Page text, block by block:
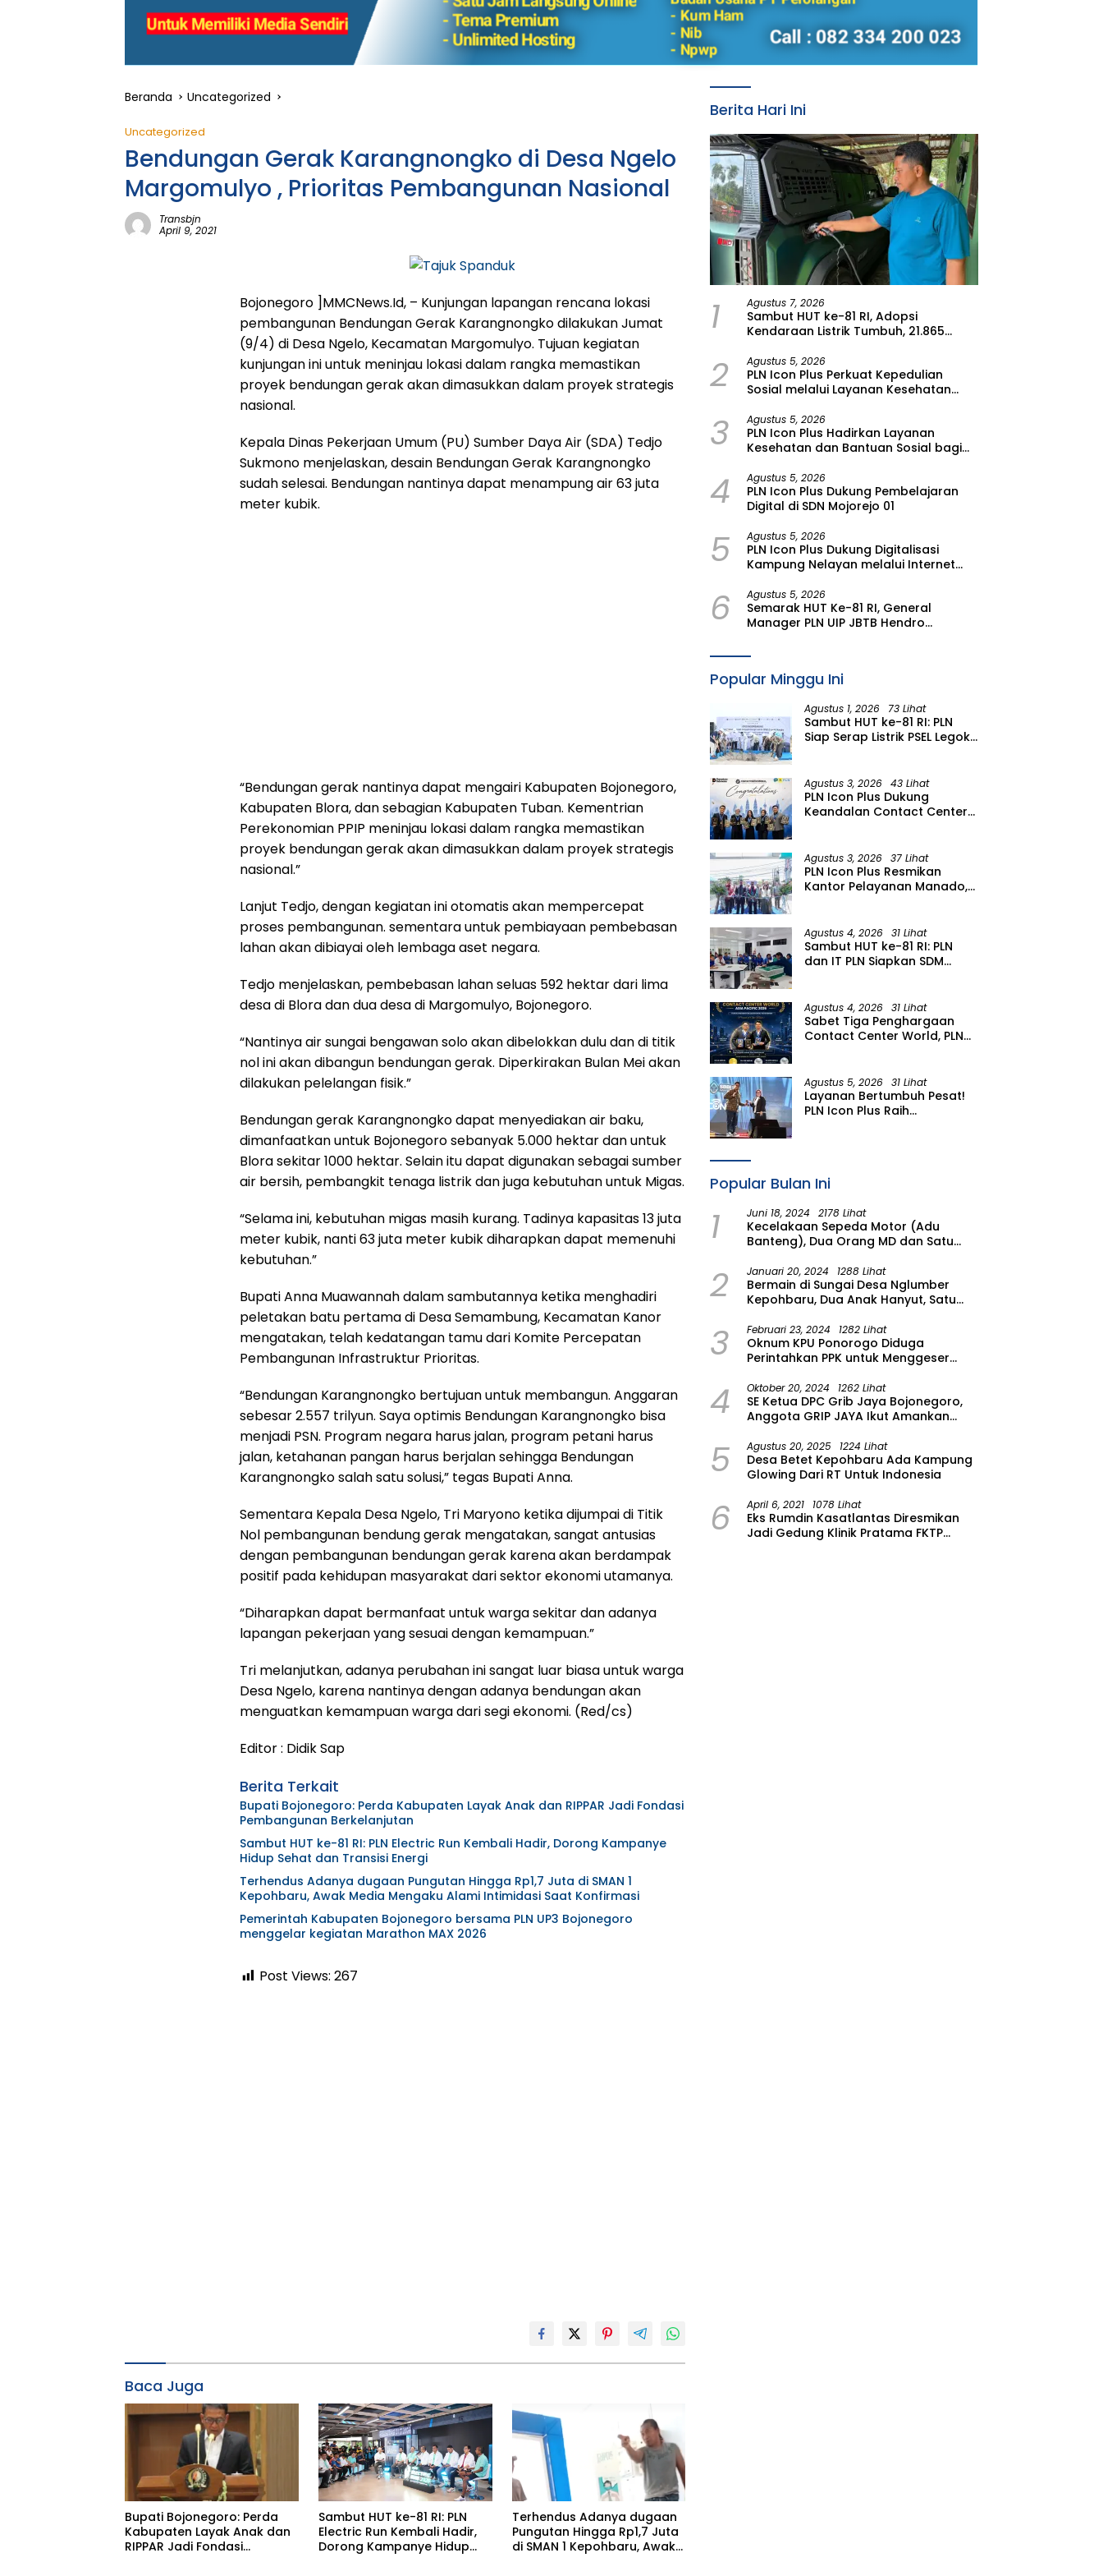
Beranda Uncategorized
Uncategorized
Bendungan Gerak Karangnongko di Desa Ngelo
Margomulyo , Prioritas Pembangunan Nasional
Transbjn
April 9, 2021
Bojonegoro ]MMCNews.Id, – Kunjungan lapangan rencana lokasi
pembangunan Bendungan Gerak Karangnongko dilakukan Jumat
(9/4) di Desa Ngelo, Kecamatan Margomulyo. Tujuan kegiatan
kunjungan ini untuk meninjau lokasi dalam rangka memastikan
proyek bendungan gerak akan dimasukkan dalam proyek strategis
nasional.
Kepala Dinas Pekerjaan Umum (PU) Sumber Daya Air (SDA) Tedjo
Sukmono menjelaskan, desain Bendungan Gerak Karangnongko
sudah selesai. Bendungan nantinya dapat menampung air 63 juta
meter kubik.
“Bendungan gerak nantinya dapat mengairi Kabupaten Bojonegoro,
Kabupaten Blora, dan sebagian Kabupaten Tuban. Kementrian
Perekonomian PPIP meninjau lokasi dalam rangka memastikan
proyek bendungan gerak akan dimasukkan dalam proyek strategis
nasional.”
Lanjut Tedjo, dengan kegiatan ini otomatis akan mempercepat
proses pembangunan. sementara untuk pembiayaan pembebasan
lahan akan dibiayai oleh lembaga aset negara.
Tedjo menjelaskan, pembebasan lahan seluas 592 hektar dari lima
desa di Blora dan dua desa di Margomulyo, Bojonegoro.
“Nantinya air sungai bengawan solo akan dibelokkan dulu dan di titik
nol ini akan dibangun bendungan gerak. Diperkirakan Bulan Mei akan
dilakukan pelelangan fisik.”
Bendungan gerak Karangnongko dapat menyediakan air baku,
dimanfaatkan untuk Bojonegoro sebanyak 5.000 hektar dan untuk
Blora sekitar 1000 hektar. Selain itu dapat digunakan sebagai sumber
air bersih, pembangkit tenaga listrik dan juga kebutuhan untuk Migas.
“Selama ini, kebutuhan migas masih kurang. Tadinya kapasitas 13 juta
meter kubik, nanti 63 juta meter kubik diharapkan dapat memenuhi
kebutuhan.”
Bupati Anna Muawannah dalam sambutannya ketika menghadiri
peletakan batu pertama di Desa Semambung, Kecamatan Kanor
mengatakan, telah kedatangan tamu dari Komite Percepatan
Pembangunan Infrastruktur Prioritas.
“Bendungan Karangnongko bertujuan untuk membangun. Anggaran
sebesar 2.557 trilyun. Saya optimis Bendungan Karangnongko bisa
menjadi PSN. Program negara harus jalan, program petani harus
jalan, ketahanan pangan harus berjalan sehingga Bendungan
Karangnongko salah satu solusi,” tegas Bupati Anna.
Sementara Kepala Desa Ngelo, Tri Maryono ketika dijumpai di Titik
Nol pembangunan bendung gerak mengatakan, sangat antusias
dengan pembangunan bendungan gerak karena akan berdampak
positif pada kehidupan masyarakat dari sektor ekonomi utamanya.
“Diharapkan dapat bermanfaat untuk warga sekitar dan adanya
lapangan pekerjaan yang sesuai dengan kemampuan.”
Tri melanjutkan, adanya perubahan ini sangat luar biasa untuk warga
Desa Ngelo, karena nantinya dengan adanya bendungan akan
menguatkan kemampuan warga dari segi ekonomi. (Red/cs)
Editor : Didik Sap
Berita Terkait
Bupati Bojonegoro: Perda Kabupaten Layak Anak dan RIPPAR Jadi Fondasi
Pembangunan Berkelanjutan
Sambut HUT ke-81 RI: PLN Electric Run Kembali Hadir, Dorong Kampanye
Hidup Sehat dan Transisi Energi
Terhendus Adanya dugaan Pungutan Hingga Rp1,7 Juta di SMAN 1
Kepohbaru, Awak Media Mengaku Alami Intimidasi Saat Konfirmasi
Pemerintah Kabupaten Bojonegoro bersama PLN UP3 Bojonegoro
menggelar kegiatan Marathon MAX 2026
Post Views: 267
Baca Juga
Bupati Bojonegoro: Perda
Kabupaten Layak Anak dan
RIPPAR Jadi Fondasi
Sambut HUT ke-81 RI: PLN
Electric Run Kembali Hadir,
Dorong Kampanye Hidup
Terhendus Adanya dugaan
Pungutan Hingga Rp1,7 Juta
di SMAN 1 Kepohbaru, Awak
Berita Hari Ini
1 Agustus 7, 2026
Sambut HUT ke-81 RI, Adopsi
Kendaraan Listrik Tumbuh, 21.865
Charging Services PLN pada Semester
I 2026
2 Agustus 5, 2026
PLN Icon Plus Perkuat Kepedulian
Sosial melalui Layanan Kesehatan
Lansia di Malang
3 Agustus 5, 2026
PLN Icon Plus Hadirkan Layanan
Kesehatan dan Bantuan Sosial bagi
4 Agustus 5, 2026
PLN Icon Plus Dukung Pembelajaran
Digital di SDN Mojorejo 01
5 Agustus 5, 2026
PLN Icon Plus Dukung Digitalisasi
Kampung Nelayan melalui Internet
6 Agustus 5, 2026
Semarak HUT Ke-81 RI, General
Manager PLN UIP JBTB Hendro
Prestisius
Popular Minggu Ini
Agustus 1, 2026 73 Lihat
Sambut HUT ke-81 RI: PLN
Siap Serap Listrik PSEL Legok
Berkelanjutan di Jawa Barat
Agustus 3, 2026 43 Lihat
PLN Icon Plus Dukung
Keandalan Contact Center
Agustus 3, 2026 37 Lihat
PLN Icon Plus Resmikan
Kantor Pelayanan Manado,
Agustus 4, 2026 31 Lihat
Sambut HUT ke-81 RI: PLN
dan IT PLN Siapkan SDM
Terbarukan bagi Siswa SMA
Agustus 4, 2026 31 Lihat
Sabet Tiga Penghargaan
Contact Center World, PLN
Center ICONNET
Agustus 5, 2026 31 Lihat
Layanan Bertumbuh Pesat!
PLN Icon Plus Raih
Popular Bulan Ini
1 Juni 18, 2024 2178 Lihat
Kecelakaan Sepeda Motor (Adu
Banteng), Dua Orang MD dan Satu
2 Januari 20, 2024 1288 Lihat
Bermain di Sungai Desa Nglumber
Kepohbaru, Dua Anak Hanyut, Satu
Masih Dalam Pencarian
3 Februari 23, 2024 1282 Lihat
Oknum KPU Ponorogo Diduga
Perintahkan PPK untuk Menggeser
Provinsi Asal Partai Gerindra
4 Oktober 20, 2024 1262 Lihat
SE Ketua DPC Grib Jaya Bojonegoro,
Anggota GRIP JAYA Ikut Amankan
Wilayah Bojonegoro
5 Agustus 20, 2025 1224 Lihat
Desa Betet Kepohbaru Ada Kampung
Glowing Dari RT Untuk Indonesia
6 April 6, 2021 1078 Lihat
Eks Rumdin Kasatlantas Diresmikan
Jadi Gedung Klinik Pratama FKTP